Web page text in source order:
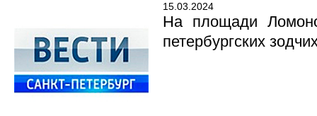
15.03.2024
На площади
петербургских